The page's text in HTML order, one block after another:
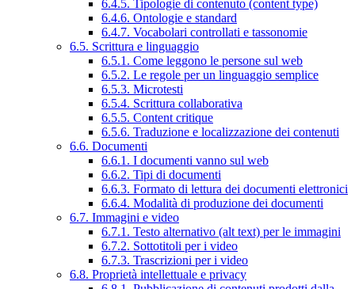
6.4.5. Tipologie di contenuto (content type)
6.4.6. Ontologie e standard
6.4.7. Vocabolari controllati e tassonomie
6.5. Scrittura e linguaggio
6.5.1. Come leggono le persone sul web
6.5.2. Le regole per un linguaggio semplice
6.5.3. Microtesti
6.5.4. Scrittura collaborativa
6.5.5. Content critique
6.5.6. Traduzione e localizzazione dei contenuti
6.6. Documenti
6.6.1. I documenti vanno sul web
6.6.2. Tipi di documenti
6.6.3. Formato di lettura dei documenti elettronici
6.6.4. Modalità di produzione dei documenti
6.7. Immagini e video
6.7.1. Testo alternativo (alt text) per le immagini
6.7.2. Sottotitoli per i video
6.7.3. Trascrizioni per i video
6.8. Proprietà intellettuale e privacy